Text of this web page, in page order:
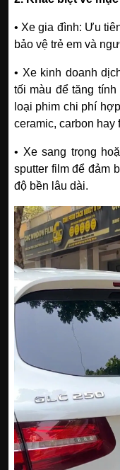
• Xe gia đình: Ưu
bảo vệ trẻ em và
• Xe kinh doanh
tối màu để tăng
loại phim chi phí
ceramic, carbon hay
• Xe sang trọng
sputter film để đảm
độ bền lâu dài.